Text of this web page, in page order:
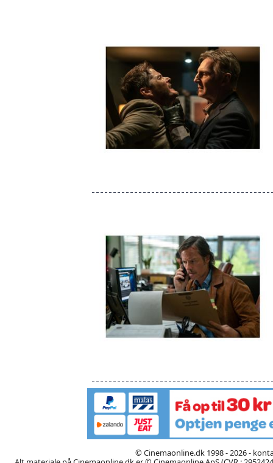
© Cinemaonline.dk 1998 - 2026 -